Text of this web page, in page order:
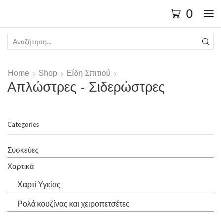
0
Home Shop Είδη Σπιτιού
Απλώστρες - Σιδερώστρες
Categories
Συσκεύες
Χαρτικά
Χαρτί Υγείας
Ρολά κουζίνας και χειροπετσέτες